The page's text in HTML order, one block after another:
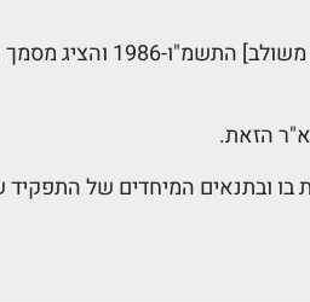
ה. המועמד לגיוס סיים
ובתנאים המיחדים של התפקיד